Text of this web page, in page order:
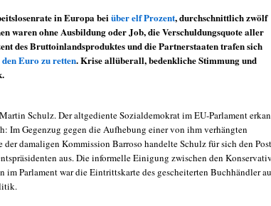
in Europa bei über elf Prozent, durchschnittlich zwölf
waren ohne Ausbildung oder Job, die Verschuldungsquote aller
des Bruttoinlandsproduktes und die Partnerstaaten trafen sich
Euro zu retten. Krise allüberall, bedenkliche Stimmung und
Schulz. Der altgediente Sozialdemokrat im EU-Parlament
Im Gegenzug gegen die Aufhebung einer von ihm verhängten
der damaligen Kommission Barroso handelte Schulz für sich den
aus. Die informelle Einigung zwischen den
im Parlament war die Eintrittskarte des gescheiterten Buchhändler